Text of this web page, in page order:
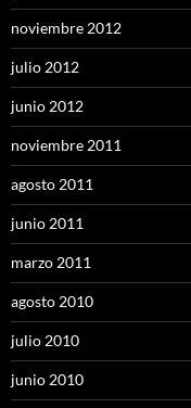
noviembre 2012
julio 2012
junio 2012
noviembre 2011
agosto 2011
junio 2011
marzo 2011
agosto 2010
julio 2010
junio 2010